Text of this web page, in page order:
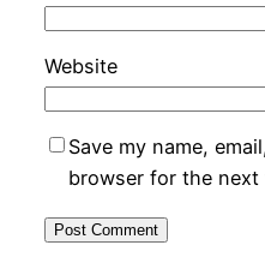
Website
Save my name,
browser for the next